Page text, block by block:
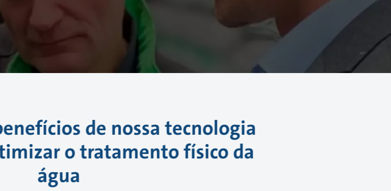
de nossa tecnologia
o tratamento físico da
água